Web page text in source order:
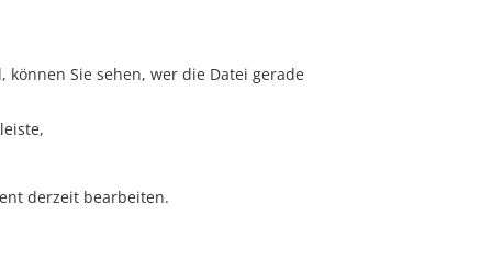
Sie sehen, wer die Datei gerade
derzeit bearbeiten.